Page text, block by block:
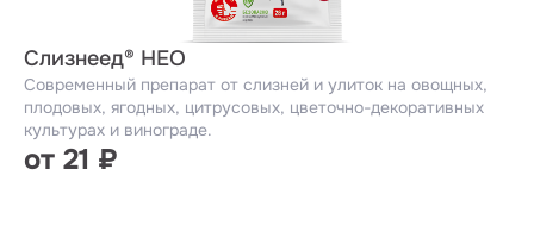
Слизнеед® НЕО
Современный препарат от слизней и улиток на овощных,
плодовых, ягодных, цитрусовых, цветочно-декоративных
культурах и винограде.
от 21 ₽